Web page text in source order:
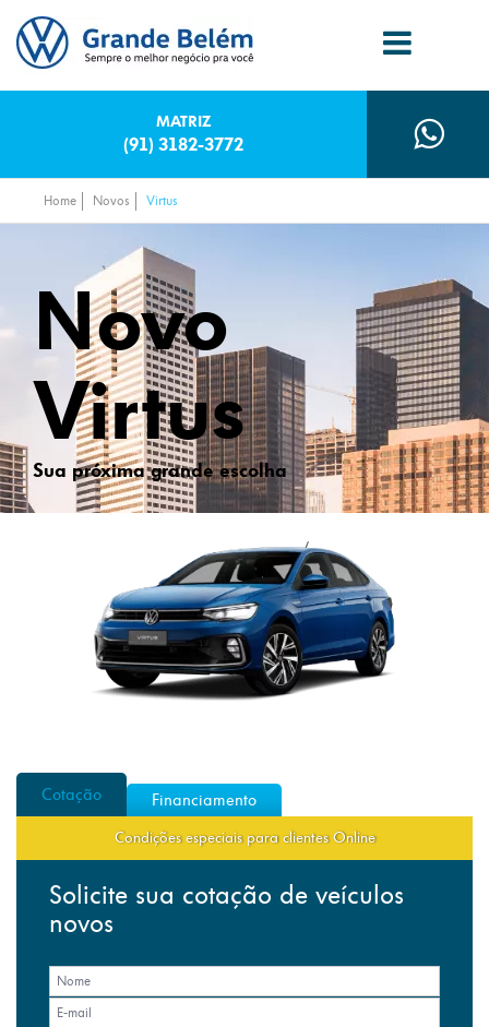
MATRIZ
(91) 3182-3772
Home Novos Virtus
Novo
Virtus
Sua próxima grande escolha
Cotação Financiamento
Condições especiais para clientes Online
Solicite sua cotação de veículos
novos